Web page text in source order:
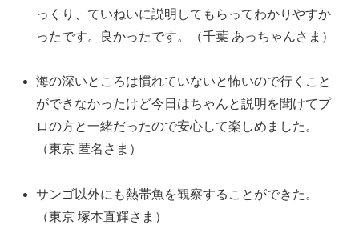
っくり、ていねいに説明してもらってわかりやすか
ったです。良かったです。（千葉 あっちゃんさま）
海の深いところは慣れていないと怖いので行くこと
ができなかったけど今日はちゃんと説明を聞けてプ
ロの方と一緒だったので安心して楽しめました。
（東京 匿名さま）
サンゴ以外にも熱帯魚を観察することができた。
（東京 塚本直輝さま）